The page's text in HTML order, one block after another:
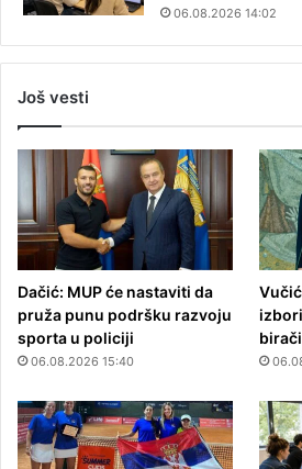
06.08.2026 14:02
Još vesti
Dačić: MUP će nastaviti da
pruža punu podršku razvoju
sporta u policiji
06.08.2026 15:40